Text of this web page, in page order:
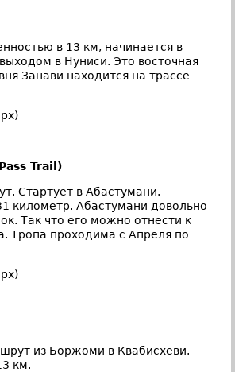
в 13 км, начинается в
в Нуниси. Это восточная
Занави находится на трассе
Trail)
Стартует в Абастумани.
километр. Абастумани довольно
Так что его можно отнести к
Тропа проходима с Апреля по
из Боржоми в Квабисхеви.
км.